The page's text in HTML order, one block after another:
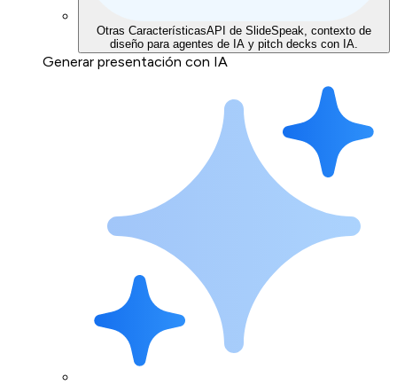
Otras CaracterísticasAPI de SlideSpeak, contexto de
diseño para agentes de IA y pitch decks con IA.
Generar presentación con IA